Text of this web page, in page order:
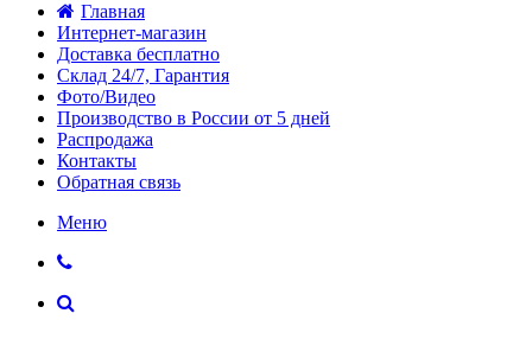
Главная
Интернет-магазин
Доставка бесплатно
Склад 24/7, Гарантия
Фото/Видео
Производство в России от 5 дней
Распродажа
Контакты
Обратная связь
Меню